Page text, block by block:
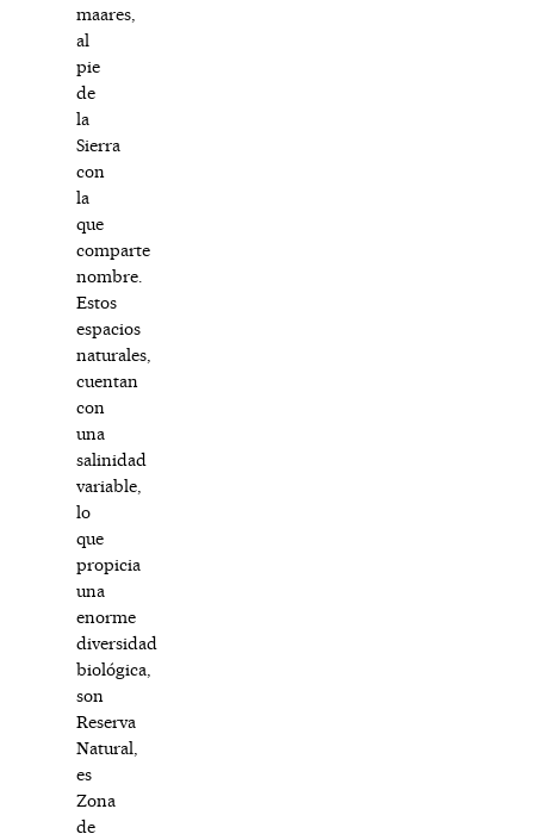
maares,
al
pie
de
la
Sierra
con
la
que
comparte
nombre.
Estos
espacios
naturales,
cuentan
con
una
salinidad
variable,
lo
que
propicia
una
enorme
diversidad
biológica,
son
Reserva
Natural,
es
Zona
de